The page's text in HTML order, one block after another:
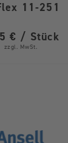
11-251
€ / Stück
zzgl. MwSt.